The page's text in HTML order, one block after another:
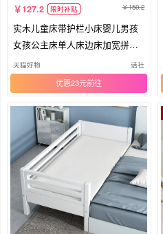
127.2 限时补贴 150.2
实木儿童床带护栏小床婴儿男孩
女孩公主床单人床边床加宽拼接
大床
天猫好物 话社
优惠23元